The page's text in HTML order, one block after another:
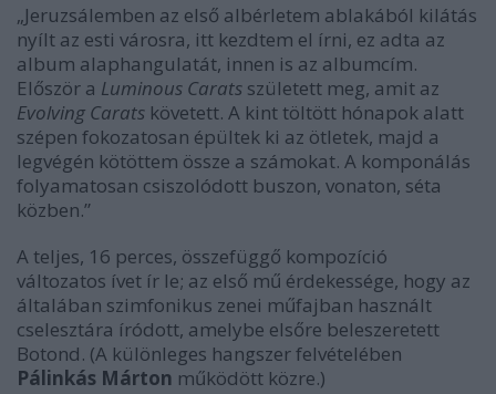
„Jeruzsálemben az első albérletem ablakából kilátás
nyílt az esti városra, itt kezdtem el írni, ez adta az
album alaphangulatát, innen is az albumcím.
Először a Luminous Carats született meg, amit az
Evolving Carats követett. A kint töltött hónapok alatt
szépen fokozatosan épültek ki az ötletek, majd a
legvégén kötöttem össze a számokat. A komponálás
folyamatosan csiszolódott buszon, vonaton, séta
közben.”
A teljes, 16 perces, összefüggő kompozíció
változatos ívet ír le; az első mű érdekessége, hogy az
általában szimfonikus zenei műfajban használt
cselesztára íródott, amelybe elsőre beleszeretett
Botond. (A különleges hangszer felvételében
Pálinkás Márton működött közre.)